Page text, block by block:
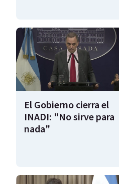
El Gobierno cierra el
INADI: "No sirve para
nada"